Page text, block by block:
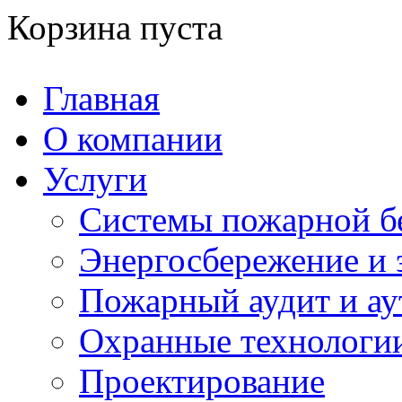
Корзина пуста
Главная
О компании
Услуги
Системы пожарной
Энергосбережение и
Пожарный аудит и
Охранные
Проектирование